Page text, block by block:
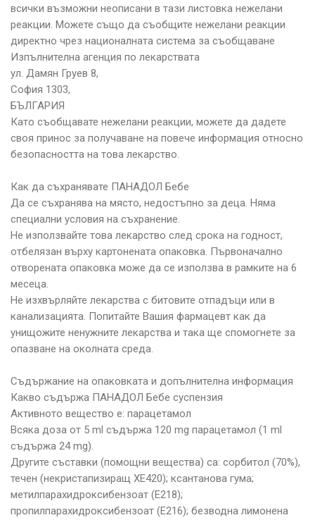
всички възможни неописани в тази листовка нежелани
реакции. Можете също да съобщите нежелани реакции
директно чрез националната система за съобщаване
Изпълнителна агенция по лекарствата
ул. Дамян Груев 8,
София 1303,
БЪЛГАРИЯ
Като съобщавате нежелани реакции, можете да дадете
своя принос за получаване на повече информация относно
безопасността на това лекарство.
Как да съхранявате ПАНАДОЛ Бебе
Да се съхранява на място, недостъпно за деца. Няма
специални условия на съхранение.
Не използвайте това лекарство след срока на годност,
отбелязан върху картонената опаковка. Първоначално
отворената опаковка може да се използва в рамките на 6
месеца.
Не изхвърляйте лекарства с битовите отпадъци или в
канализацията. Попитайте Вашия фармацевт как да
унищожите ненужните лекарства и така ще спомогнете за
опазване на околната среда.
Съдържание на опаковката и допълнителна информация
Какво съдържа ПАНАДОЛ Бебе суспензия
Активното вещество е: парацетамол
Всяка доза от 5 ml съдържа 120 mg парацетамол (1 ml
съдържа 24 mg).
Другите съставки (помощни вещества) са: сорбитол (70%),
течен (некристапизиращ ХЕ420); ксантанова гума;
метилпарахидроксибензоат (Е218);
пропилпарахидроксибензоат (Е216); безводна лимонена